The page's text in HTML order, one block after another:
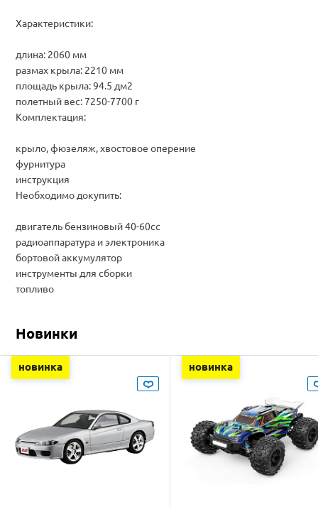
Характеристики:
длина: 2060 мм
размах крыла: 2210 мм
площадь крыла: 94.5 дм2
полетный вес: 7250-7700 г
Комплектация:
крыло, фюзеляж, хвостовое оперение
фурнитура
инструкция
Необходимо докупить:
двигатель бензиновый 40-60cc
радиоаппаратура и электроника
бортовой аккумулятор
инструменты для сборки
топливо
Новинки
новинка новинка